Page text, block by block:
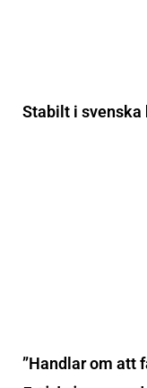
Stabilt i svenska
”Handlar om att